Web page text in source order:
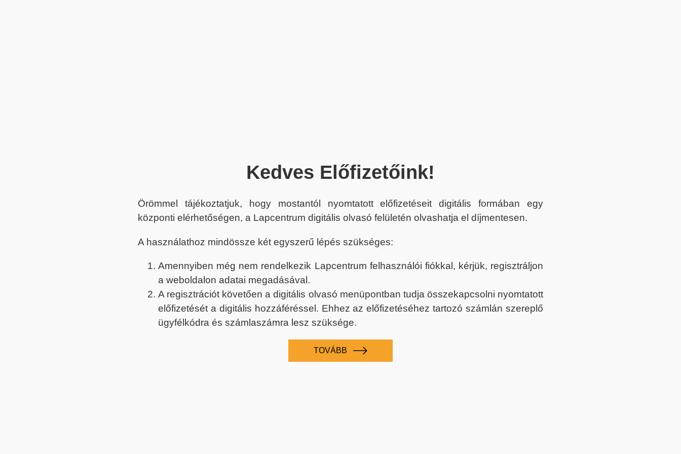
Kedves Előfizetőink!
Örömmel tájékoztatjuk, hogy mostantól nyomtatott előfizetéseit digitális formában egy
központi elérhetőségen, a Lapcentrum digitális olvasó felületén olvashatja el díjmentesen.
A használathoz mindössze két egyszerű lépés szükséges:
Amennyiben még nem rendelkezik Lapcentrum felhasználói fiókkal, kérjük, regisztráljon
a weboldalon adatai megadásával.
A regisztrációt követően a digitális olvasó menüpontban tudja összekapcsolni nyomtatott
előfizetését a digitális hozzáféréssel. Ehhez az előfizetéséhez tartozó számlán szereplő
ügyfélkódra és számlaszámra lesz szüksége.
TOVÁBB